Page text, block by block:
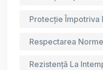
Protecție Împotriva
Respectarea
Rezistență La